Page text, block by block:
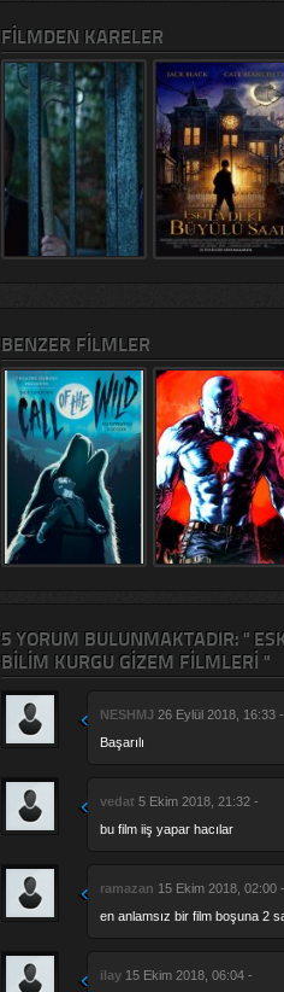
FILMDEN KARELER
BENZER FILMLER
5 YORUM BULUNMAKTADIR: "
BILIM KURGU GIZEM FILMLERI "
NESHMJ 26 Eylül 2018, 16:33 -
Başarılı
vedat 5 Ekim 2018, 21:32 -
bu film iiş yapar hacılar
ramazan 15 Ekim 2018, 02:00 -
en anlamsız bir film boşuna 2
ilay 15 Ekim 2018, 06:04 -